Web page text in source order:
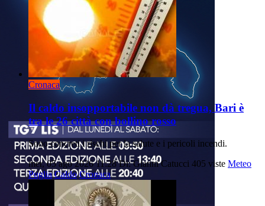
Cronaca
Il caldo insopportabile non dà tregua, Bari è
tra le 26 città con bollino rosso
Sono concreti i rischi per la salute e i pericoli incendi.
mer, 05 ago 2026 11:28 Di: Gianni Catucci 405 viste Meteo
Puglia Caldo Cronaca